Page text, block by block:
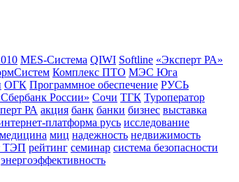
MES-Система QIWI Softline «Эксперт РА»
Комплекс ПТО МЭС Юга
ОГК Программное обеспечение РУСЬ
России» Сочи ТГК Туроператор
РА акция банк банки бизнес выставка
платформа русь исследование
медицина миц надежность недвижимость
ТЭП рейтинг семинар система безопасности
энергоэффективность